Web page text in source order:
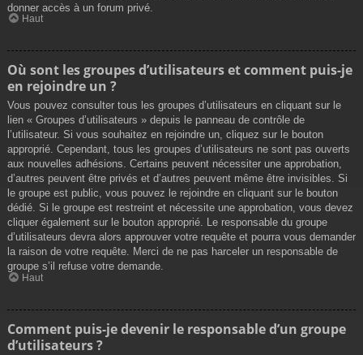
donner accès à un forum privé.
Haut
Où sont les groupes d’utilisateurs et comment puis-je
en rejoindre un ?
Vous pouvez consulter tous les groupes d’utilisateurs en cliquant sur le
lien « Groupes d’utilisateurs » depuis le panneau de contrôle de
l’utilisateur. Si vous souhaitez en rejoindre un, cliquez sur le bouton
approprié. Cependant, tous les groupes d’utilisateurs ne sont pas ouverts
aux nouvelles adhésions. Certains peuvent nécessiter une approbation,
d’autres peuvent être privés et d’autres peuvent même être invisibles. Si
le groupe est public, vous pouvez le rejoindre en cliquant sur le bouton
dédié. Si le groupe est restreint et nécessite une approbation, vous devez
cliquer également sur le bouton approprié. Le responsable du groupe
d’utilisateurs devra alors approuver votre requête et pourra vous demander
la raison de votre requête. Merci de ne pas harceler un responsable de
groupe s’il refuse votre demande.
Haut
Comment puis-je devenir le responsable d’un groupe
d’utilisateurs ?